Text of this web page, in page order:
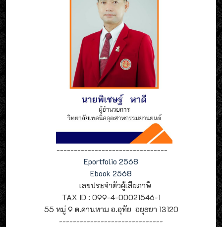
--------------------------------
Eportfolio 2568
Ebook 2568
เลขประจำตัวผู้เสียภาษี
TAX ID : 099-4-00021546-1
55 หมู่ 9 ต.คานหาม อ.อุทัย อยุธยา 13120
------------------------------